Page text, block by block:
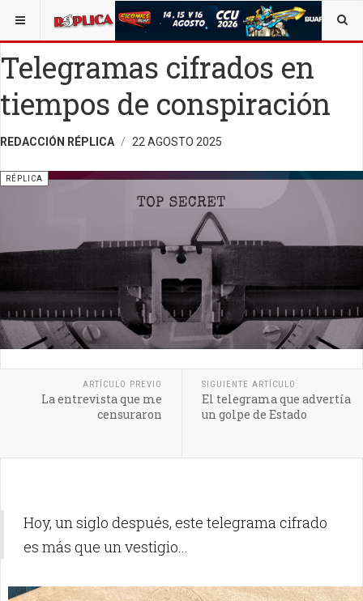
ESTÁ AQUÍ: ALEJANDRO C. MANJARREZ OPINIÓN RÉPLICA
Telegramas cifrados en
tiempos de conspiración
REDACCIÓN RÉPLICA 22 AGOSTO 2025
RÉPLICA
ARTÍCULO PREVIO
La entrevista que me
censuraron
SIGUIENTE ARTÍCULO
El telegrama que advertía
un golpe de Estado
Hoy, un siglo después, este telegrama cifrado
es más que un vestigio...